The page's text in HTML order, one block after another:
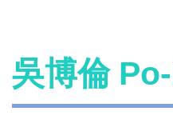
吳博倫